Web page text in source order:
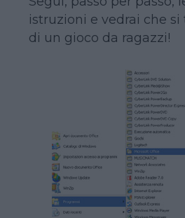
istruzioni e vedrai che
di un gioco da ragazzi!